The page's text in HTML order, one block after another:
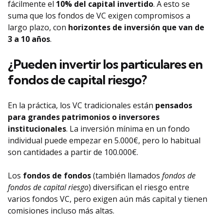
fácilmente el 10% del capital invertido. A esto se
suma que los fondos de VC exigen compromisos a
largo plazo, con horizontes de inversión que van de
3 a 10 años.
¿Pueden invertir los particulares en
fondos de capital riesgo?
En la práctica, los VC tradicionales están pensados
para grandes patrimonios o inversores
institucionales. La inversión mínima en un fondo
individual puede empezar en 5.000€, pero lo habitual
son cantidades a partir de 100.000€.
Los fondos de fondos(también llamados fondos de
fondos de capital riesgo) diversifican el riesgo entre
varios fondos VC, pero exigen aún más capital y tienen
comisiones incluso más altas.